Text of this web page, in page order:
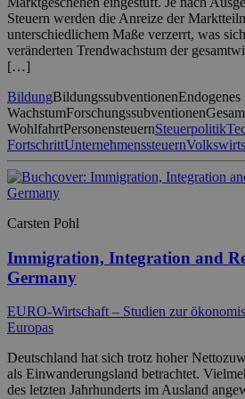
Steuern werden die Anreize der
unterschiedlichem Maße verzerrt, was
veränderten Trendwachstum der
[…]
BildungBildungssubventionenEndogenes
WachstumForschungssubventionen
WohlfahrtPersonensteuernSteuerpolitik
FortschrittUnternehmenssteuern
Carsten Pohl
Immigration, Integration and
Germany
EURO-Wirtschaft – Studien zur
Europas
Deutschland hat sich trotz hoher
als Einwanderungsland betrachtet.
des letzten Jahrhunderts im Ausland